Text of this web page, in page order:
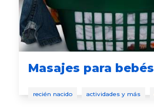
Masajes para bebés
recién nacido actividades y más